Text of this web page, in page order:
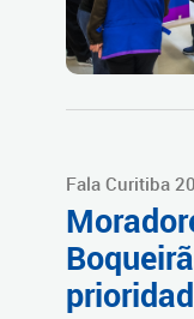
Fala Curitiba